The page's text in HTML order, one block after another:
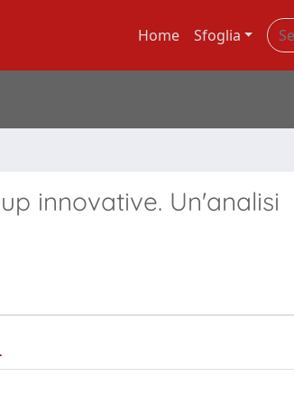
Home Sfoglia
innovative. Un'analisi